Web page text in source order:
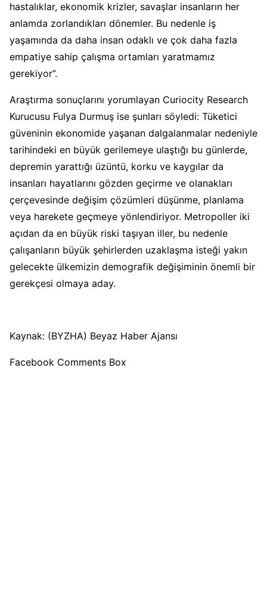
hastalıklar, ekonomik krizler, savaşlar insanların her
anlamda zorlandıkları dönemler. Bu nedenle iş
yaşamında da daha insan odaklı ve çok daha fazla
empatiye sahip çalışma ortamları yaratmamız
gerekiyor”.
Araştırma sonuçlarını yorumlayan Curiocity Research
Kurucusu Fulya Durmuş ise şunları söyledi: Tüketici
güveninin ekonomide yaşanan dalgalanmalar nedeniyle
tarihindeki en büyük gerilemeye ulaştığı bu günlerde,
depremin yarattığı üzüntü, korku ve kaygılar da
insanları hayatlarını gözden geçirme ve olanakları
çerçevesinde değişim çözümleri düşünme, planlama
veya harekete geçmeye yönlendiriyor. Metropoller iki
açıdan da en büyük riski taşıyan iller, bu nedenle
çalışanların büyük şehirlerden uzaklaşma isteği yakın
gelecekte ülkemizin demografik değişiminin önemli bir
gerekçesi olmaya aday.
Kaynak: (BYZHA) Beyaz Haber Ajansı
Facebook Comments Box